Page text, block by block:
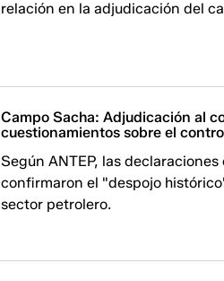
relación en la adjudicación del
Campo Sacha: Adjudicación al
cuestionamientos sobre el
Según ANTEP, las
confirmaron el "despojo
sector petrolero.